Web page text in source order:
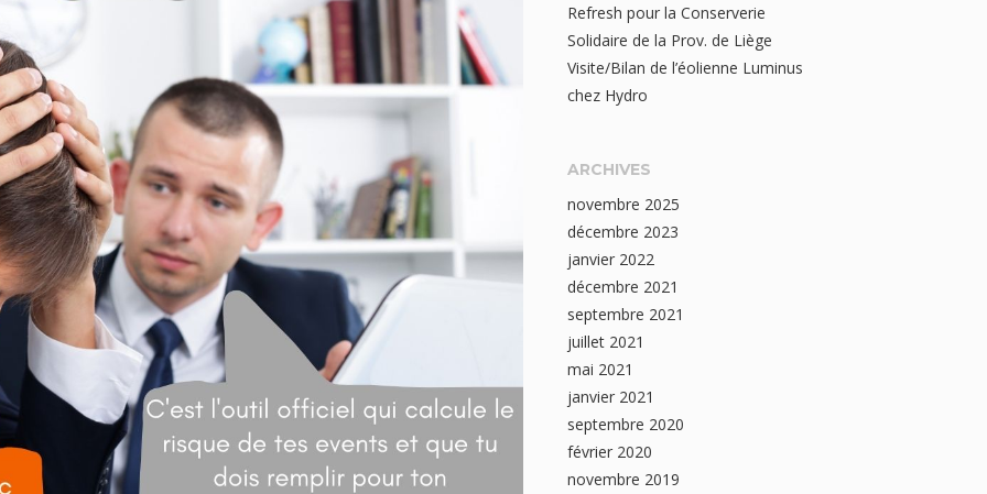
Refresh pour la Conserverie
Solidaire de la Prov. de Liège
Visite/Bilan de l’éolienne Luminus
chez Hydro
ARCHIVES
novembre 2025
décembre 2023
janvier 2022
décembre 2021
septembre 2021
juillet 2021
mai 2021
janvier 2021
septembre 2020
février 2020
novembre 2019